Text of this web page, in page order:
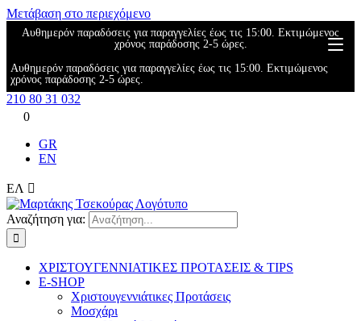
Μετάβαση στο περιεχόμενο
Αυθημερόν παραδόσεις για παραγγελίες έως τις 15:00. Εκτιμώμενος
χρόνος παράδοσης 2-5 ώρες.
Αυθημερόν παραδόσεις για παραγγελίες έως τις 15:00. Εκτιμώμενος
χρόνος παράδοσης 2-5 ώρες.
210 80 31 032
0
GR
EN
ΕΛ
Αναζήτηση για:
ΧΡΙΣΤΟΥΓΕΝΝΙΑΤΙΚΕΣ ΠΡΟΤΑΣΕΙΣ & TIPS
E-SHOP
Χριστουγεννιάτικες Προτάσεις
Μοσχάρι